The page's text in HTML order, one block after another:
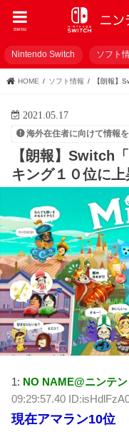
menu
Nintendo Switch ソフト
HOME ソフト情報 【朗報】
2021.05.17
海外在住者に向けて情報
【朗報】Switch
キング１０位に上
1: NO NAME@ニンテ
09:29:57.40
現在アマラン10位